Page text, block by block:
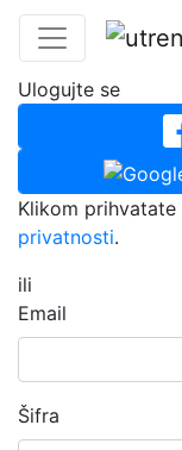
Ulogujte se
Klikom prihvatate
privatnosti.
ili
Email
Šifra